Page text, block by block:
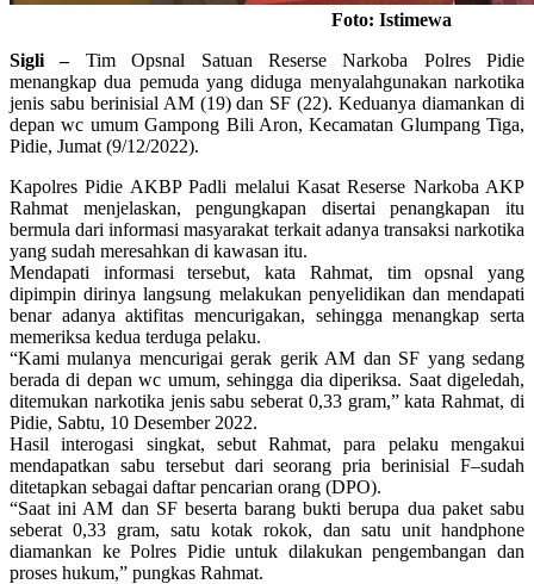
Foto: Istimewa
Sigli –Tim Opsnal Satuan Reserse Narkoba Polres Pidie
menangkap dua pemuda yang diduga menyalahgunakan narkotika
jenis sabu berinisial AM (19) dan SF (22). Keduanya diamankan di
depan wc umum Gampong Bili Aron, Kecamatan Glumpang Tiga,
Pidie, Jumat (9/12/2022).
Kapolres Pidie AKBP Padli melalui Kasat Reserse Narkoba AKP
Rahmat menjelaskan, pengungkapan disertai penangkapan itu
bermula dari informasi masyarakat terkait adanya transaksi narkotika
yang sudah meresahkan di kawasan itu.
Mendapati informasi tersebut, kata Rahmat, tim opsnal yang
dipimpin dirinya langsung melakukan penyelidikan dan mendapati
benar adanya aktifitas mencurigakan, sehingga menangkap serta
memeriksa kedua terduga pelaku.
“Kami mulanya mencurigai gerak gerik AM dan SF yang sedang
berada di depan wc umum, sehingga dia diperiksa. Saat digeledah,
ditemukan narkotika jenis sabu seberat 0,33 gram,” kata Rahmat, di
Pidie, Sabtu, 10 Desember 2022.
Hasil interogasi singkat, sebut Rahmat, para pelaku mengakui
mendapatkan sabu tersebut dari seorang pria berinisial F–sudah
ditetapkan sebagai daftar pencarian orang (DPO).
“Saat ini AM dan SF beserta barang bukti berupa dua paket sabu
seberat 0,33 gram, satu kotak rokok, dan satu unit handphone
diamankan ke Polres Pidie untuk dilakukan pengembangan dan
proses hukum,” pungkas Rahmat.